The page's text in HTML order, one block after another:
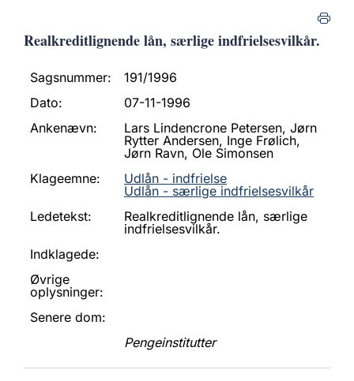
Realkreditlignende lån, særlige indfrielsesvilkår.
Sagsnummer:
191/1996
Dato:
07-11-1996
Ankenævn:
Lars Lindencrone Petersen, Jørn
Rytter Andersen, Inge Frølich,
Jørn Ravn, Ole Simonsen
Klageemne:
Udlån - indfrielse
Udlån - særlige indfrielsesvilkår
Ledetekst:
Realkreditlignende lån, særlige
indfrielsesvilkår.
Indklagede:
Øvrige
oplysninger:
Senere dom:
Pengeinstitutter